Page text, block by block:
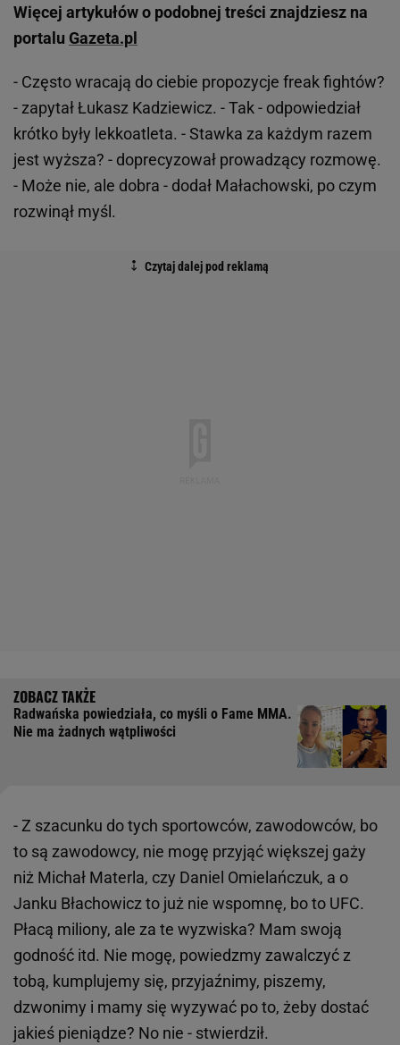
Więcej artykułów o podobnej treści znajdziesz na
portalu Gazeta.pl
- Często wracają do ciebie propozycje freak fightów?
- zapytał Łukasz Kadziewicz. - Tak - odpowiedział
krótko były lekkoatleta. - Stawka za każdym razem
jest wyższa? - doprecyzował prowadzący rozmowę.
- Może nie, ale dobra - dodał Małachowski, po czym
rozwinął myśl.
Radwańska powiedziała, co myśli o Fame MMA.
Nie ma żadnych wątpliwości
- Z szacunku do tych sportowców, zawodowców, bo
to są zawodowcy, nie mogę przyjąć większej gaży
niż Michał Materla, czy Daniel Omielańczuk, a o
Janku Błachowicz to już nie wspomnę, bo to UFC.
Płacą miliony, ale za te wyzwiska? Mam swoją
godność itd. Nie mogę, powiedzmy zawalczyć z
tobą, kumplujemy się, przyjaźnimy, piszemy,
dzwonimy i mamy się wyzywać po to, żeby dostać
jakieś pieniądze? No nie - stwierdził.